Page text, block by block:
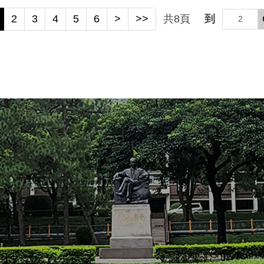
2 3 4 5 6 > >> 共8頁 到